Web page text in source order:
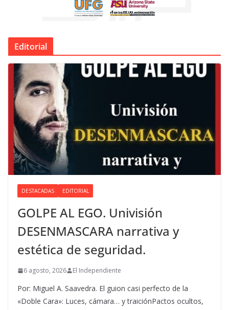
Editorial
DESTACADAS EDITORIAL
GOLPE AL EGO. Univisión
DESENMASCARA narrativa y
estética de seguridad.
6 agosto, 2026 El Independiente
Por: Miguel A. Saavedra. El guion casi perfecto de la
«Doble Cara»: Luces, cámara… y traiciónPactos ocultos,